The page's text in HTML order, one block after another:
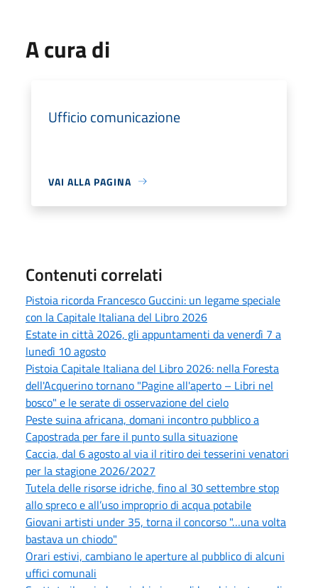
A cura di
Ufficio comunicazione
VAI ALLA PAGINA
Contenuti correlati
Pistoia ricorda Francesco Guccini: un legame speciale
con la Capitale Italiana del Libro 2026
Estate in città 2026, gli appuntamenti da venerdì 7 a
lunedì 10 agosto
Pistoia Capitale Italiana del Libro 2026: nella Foresta
dell'Acquerino tornano "Pagine all'aperto – Libri nel
bosco" e le serate di osservazione del cielo
Peste suina africana, domani incontro pubblico a
Capostrada per fare il punto sulla situazione
Caccia, dal 6 agosto al via il ritiro dei tesserini venatori
per la stagione 2026/2027
Tutela delle risorse idriche, fino al 30 settembre stop
allo spreco e all’uso improprio di acqua potabile
Giovani artisti under 35, torna il concorso "…una volta
bastava un chiodo"
Orari estivi, cambiano le aperture al pubblico di alcuni
uffici comunali